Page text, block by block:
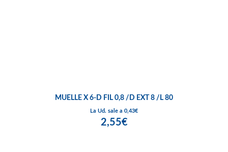
MUELLE X 6-D FIL 0,8 /D EXT 8 /L 80
La Ud. sale a 0,43€
2,55€